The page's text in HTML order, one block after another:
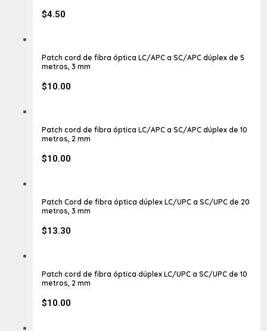
$4.50
Patch cord de fibra óptica LC/APC a SC/APC dúplex de 5
metros, 3 mm
$10.00
Patch cord de fibra óptica LC/APC a SC/APC dúplex de 10
metros, 2 mm
$10.00
Patch Cord de fibra óptica dúplex LC/UPC a SC/UPC de 20
metros, 3 mm
$13.30
Patch cord de fibra óptica dúplex LC/UPC a SC/UPC de 10
metros, 2 mm
$10.00